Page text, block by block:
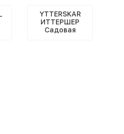
YTTERSKAR
ИТТЕРШЕР
Садовая